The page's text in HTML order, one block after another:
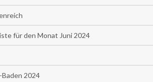
für den Monat Juni 2024
2024